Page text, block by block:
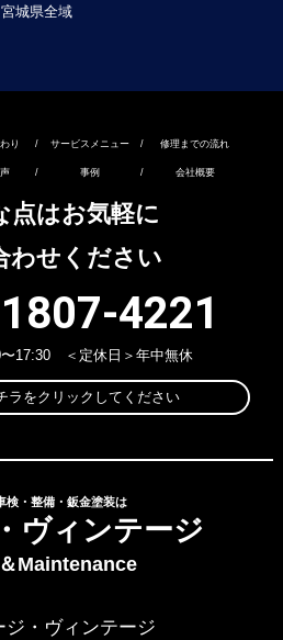
宮城県全域
り / サービスメニュー / 修理までの流れ
/ 事例 / 会社概要
点はお気軽に
わせください
4221
〜17:30 ＜定休日＞年中無休
ラをクリックしてください
検・整備・鈑金塗装は
ヴィンテージ
Maintenance
ジ・ヴィンテージ